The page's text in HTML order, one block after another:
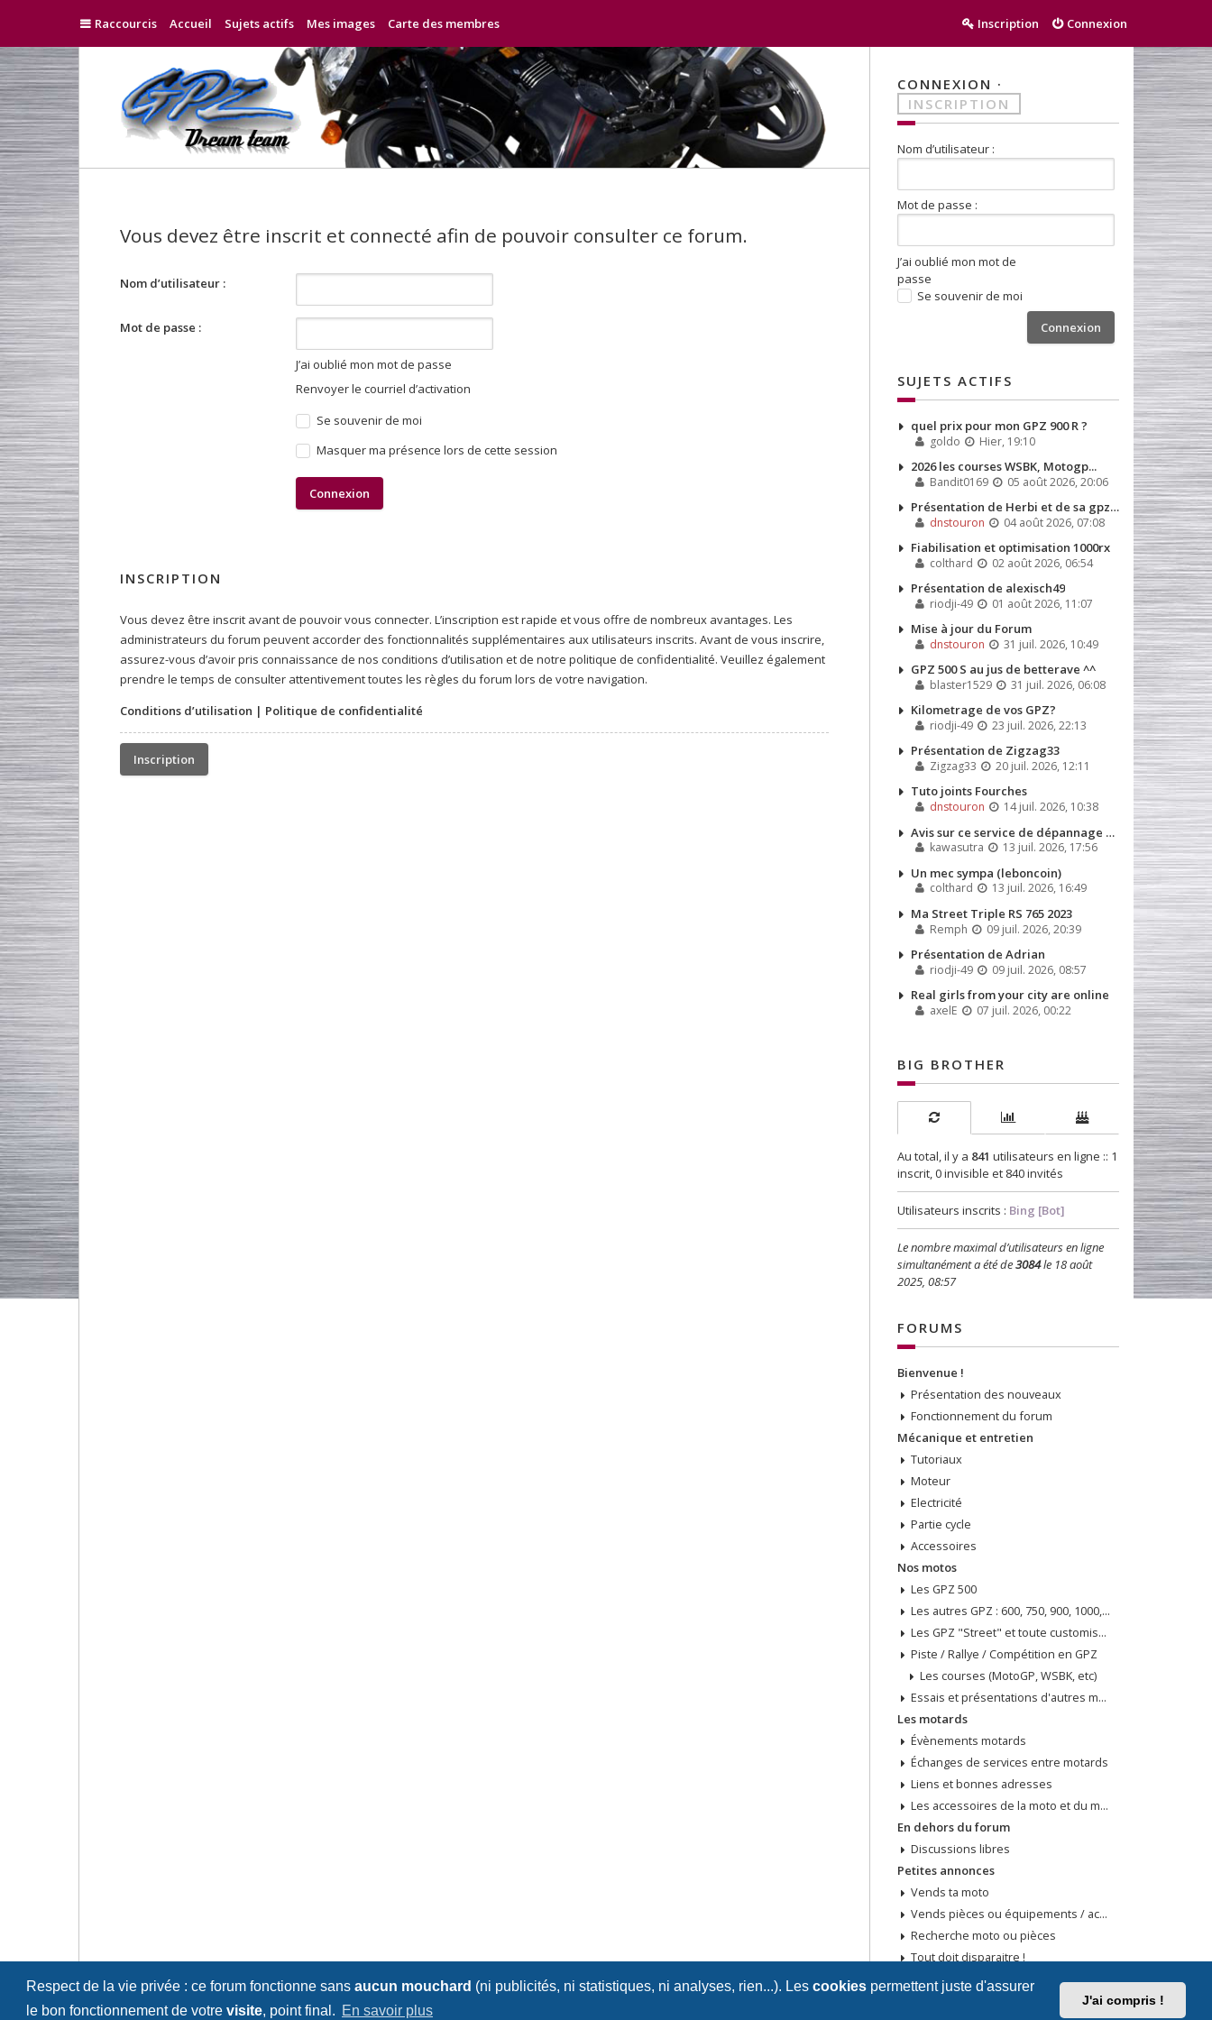
Respect de la vie privée : ce forum fonctionne sans aucun mouchard (ni publicités, ni statistiques, ni analyses, rien...). Les cookiespermettent juste d'assurer
le bon fonctionnement de votre visite, point final. En savoir plus
J'ai compris !
Raccourcis Accueil Sujets actifs Mes images Carte des membres Connexion
Inscription
Vous devez être inscrit et connecté afin de pouvoir consulter ce forum.
Nom d’utilisateur :
Mot de passe :
J’ai oublié mon mot de passe
Renvoyer le courriel d’activation
Se souvenir de moi
Masquer ma présence lors de cette session
INSCRIPTION
Vous devez être inscrit avant de pouvoir vous connecter. L’inscription est rapide et vous offre de nombreux avantages. Les
administrateurs du forum peuvent accorder des fonctionnalités supplémentaires aux utilisateurs inscrits. Avant de vous inscrire,
assurez-vous d’avoir pris connaissance de nos conditions d’utilisation et de notre politique de confidentialité. Veuillez également
prendre le temps de consulter attentivement toutes les règles du forum lors de votre navigation.
Conditions d’utilisation | Politique de confidentialité
Inscription
CONNEXION ·
INSCRIPTION
Nom d’utilisateur :
Mot de passe :
J’ai oublié mon mot de
passe
Se souvenir de moi
SUJETS ACTIFS
quel prix pour mon GPZ 900 R ?
goldo Hier, 19:10
2026 les courses WSBK, Motogp...
Bandit0169 05 août 2026, 20:06
Présentation de Herbi et de sa gpz 500s de 1991
dnstouron 04 août 2026, 07:08
Fiabilisation et optimisation 1000rx
colthard 02 août 2026, 06:54
Présentation de alexisch49
riodji-49 01 août 2026, 11:07
Mise à jour du Forum
dnstouron 31 juil. 2026, 10:49
GPZ 500 S au jus de betterave ^^
blaster1529 31 juil. 2026, 06:08
Kilometrage de vos GPZ?
riodji-49 23 juil. 2026, 22:13
Présentation de Zigzag33
Zigzag33 20 juil. 2026, 12:11
Tuto joints Fourches
dnstouron 14 juil. 2026, 10:38
Avis sur ce service de dépannage que j'ai dû appeler la semaine dernière
kawasutra 13 juil. 2026, 17:56
Un mec sympa (leboncoin)
colthard 13 juil. 2026, 16:49
Ma Street Triple RS 765 2023
Remph 09 juil. 2026, 20:39
Présentation de Adrian
riodji-49 09 juil. 2026, 08:57
Real girls from your city are online
axelE 07 juil. 2026, 00:22
BIG BROTHER
Au total, il y a 841 utilisateurs en ligne :: 1
inscrit, 0 invisible et 840 invités
Utilisateurs inscrits : Bing [Bot]
Le nombre maximal d’utilisateurs en ligne
simultanément a été de3084le 18 août
2025, 08:57
FORUMS
Bienvenue !
Présentation des nouveaux
Fonctionnement du forum
Mécanique et entretien
Tutoriaux
Moteur
Electricité
Partie cycle
Accessoires
Nos motos
Les GPZ 500
Les autres GPZ : 600, 750, 900, 1000, 1100, etc...
Les GPZ "Street" et toute customisation
Piste / Rallye / Compétition en GPZ
Les courses (MotoGP, WSBK, etc)
Essais et présentations d'autres modèles
Les motards
Évènements motards
Échanges de services entre motards
Liens et bonnes adresses
Les accessoires de la moto et du motard
En dehors du forum
Discussions libres
Petites annonces
Vends ta moto
Vends pièces ou équipements / accessoires du motard
Recherche moto ou pièces
Tout doit disparaitre !